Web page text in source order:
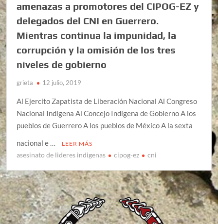
amenazas a promotores del CIPOG-EZ y
delegados del CNI en Guerrero.
Mientras continua la impunidad, la
corrupción y la omisión de los tres
niveles de gobierno
grieta 12 julio, 2019
Al Ejercito Zapatista de Liberación Nacional Al Congreso
Nacional Indígena Al Concejo Indígena de Gobierno A los
pueblos de Guerrero A los pueblos de México A la sexta
nacional e …
LEER MÁS
asesinato de lideres indigenas cipog-ez cni